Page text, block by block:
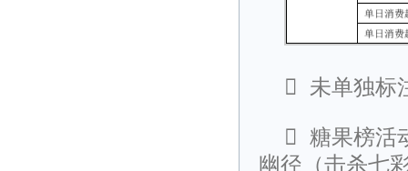
 未单独标
 糖果榜活
幽径（击杀七